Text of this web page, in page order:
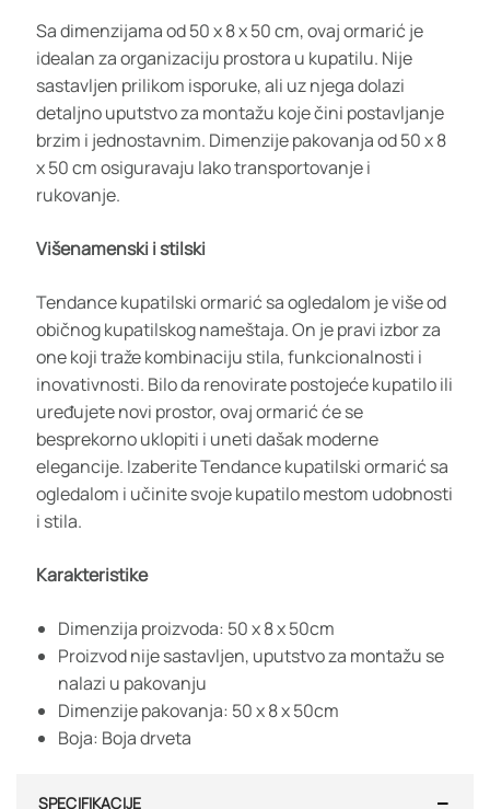
Sa dimenzijama od 50 x 8 x 50 cm, ovaj ormarić je
idealan za organizaciju prostora u kupatilu. Nije
sastavljen prilikom isporuke, ali uz njega dolazi
detaljno uputstvo za montažu koje čini postavljanje
brzim i jednostavnim. Dimenzije pakovanja od 50 x 8
x 50 cm osiguravaju lako transportovanje i
rukovanje.
Višenamenski i stilski
Tendance kupatilski ormarić sa ogledalom je više od
običnog kupatilskog nameštaja. On je pravi izbor za
one koji traže kombinaciju stila, funkcionalnosti i
inovativnosti. Bilo da renovirate postojeće kupatilo ili
uređujete novi prostor, ovaj ormarić će se
besprekorno uklopiti i uneti dašak moderne
elegancije. Izaberite Tendance kupatilski ormarić sa
ogledalom i učinite svoje kupatilo mestom udobnosti
i stila.
Karakteristike
Dimenzija proizvoda: 50 x 8 x 50cm
Proizvod nije sastavljen, uputstvo za montažu se
nalazi u pakovanju
Dimenzije pakovanja: 50 x 8 x 50cm
Boja: Boja drveta
SPECIFIKACIJE